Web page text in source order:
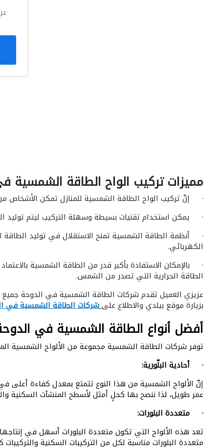
مميزات تركيب الواح الطاقة الشمسية
· إنّ تركيب الواح الطاقة الشمسية للمنازل تمكن الأشخاص من
· يمكن استخدام تقنيات بسيطة وسهلة التركيب ليتم توليد
· أنظمة الطاقة الشمسية تمنح الاستقلال في توليد الطاقة
الكهربائي.
· بالإمكان الاستفادة بأكبر قدر من الطاقة الشمسية
الطاقة الحرارية التي تصدر من الشمس.
بزيارة موقع بيلدي والاطلاع علىشركات الطاقة الشمسية في
أفضل أنواع الطاقة الشمسية في
توفر شركات الطاقة الشمسية مجموعة من الألواح الشمسية
· أحادية البلّورية:
إنّ الألواح الشمسية من هذا النوع تتمتع بمعدل كفاءة أعلى
عمر طويل، لذا ننصح بها كحلٍ أمثل لأسطح المنشآت السكنية
· متعددة البلورات:
تعد هذه الألواح التي تكون متعددة البلورات أسهل في
متعددة البلورات مناسبة لكل من التركيبات السكنية